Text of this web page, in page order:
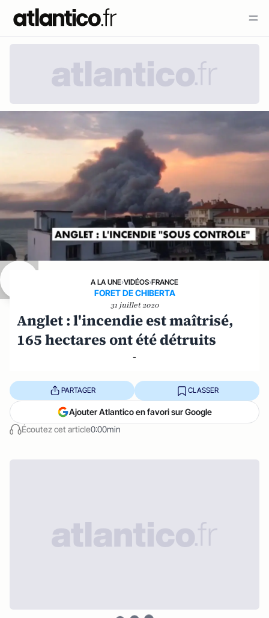
A LA UNE›VIDÉOS›FRANCE
FORET DE CHIBERTA
31 juillet 2020
Anglet : l'incendie est maîtrisé,
165 hectares ont été détruits
-
Écoutez cet article0:00min
PARTAGER CLASSER
Ajouter Atlantico en favori sur Google